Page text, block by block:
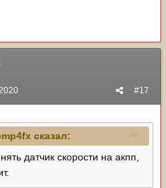
#17
сказал:
датчик скорости на акпп,